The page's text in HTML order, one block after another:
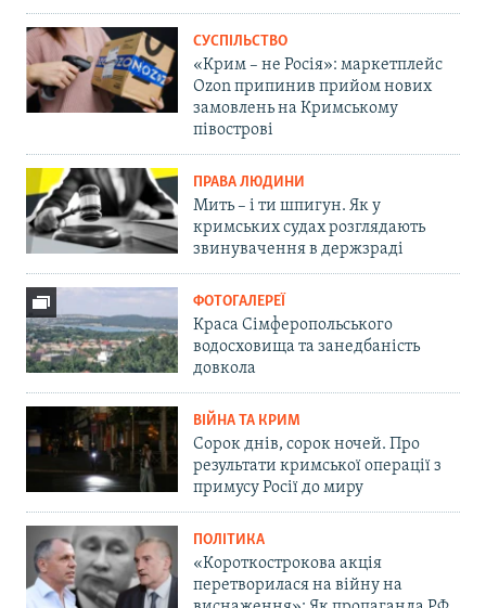
СУСПІЛЬСТВО
«Крим – не Росія»: маркетплейс
Ozon припинив прийом нових
замовлень на Кримському
півострові
ПРАВА ЛЮДИНИ
Мить – і ти шпигун. Як у
кримських судах розглядають
звинувачення в держзраді
ФОТОГАЛЕРЕЇ
Краса Сімферопольського
водосховища та занедбаність
довкола
ВІЙНА ТА КРИМ
Сорок днів, сорок ночей. Про
результати кримської операції з
примусу Росії до миру
ПОЛІТИКА
«Короткострокова акція
перетворилася на війну на